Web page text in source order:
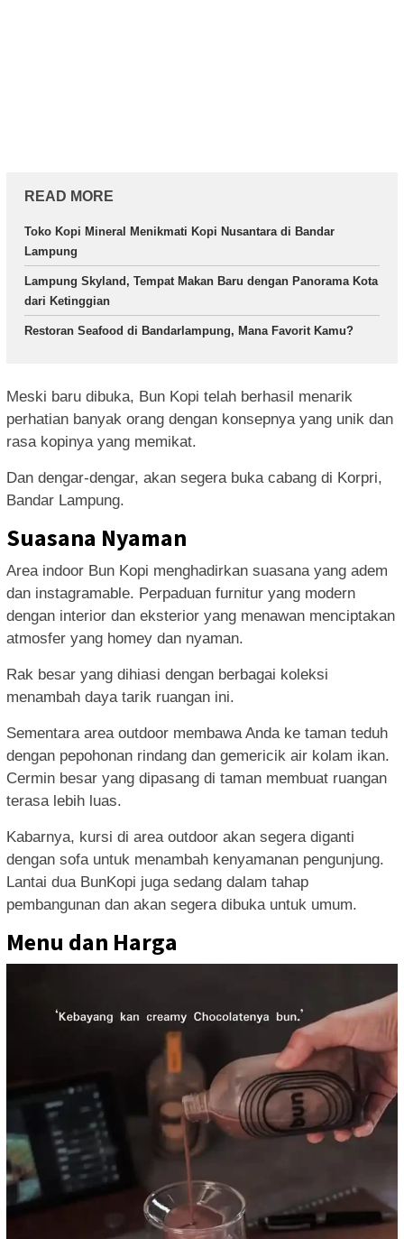
READ MORE
Toko Kopi Mineral Menikmati Kopi Nusantara di Bandar
Lampung
Lampung Skyland, Tempat Makan Baru dengan Panorama Kota
dari Ketinggian
Restoran Seafood di Bandarlampung, Mana Favorit Kamu?
Meski baru dibuka, Bun Kopi telah berhasil menarik
perhatian banyak orang dengan konsepnya yang unik dan
rasa kopinya yang memikat.
Dan dengar-dengar, akan segera buka cabang di Korpri,
Bandar Lampung.
Suasana Nyaman
Area indoor Bun Kopi menghadirkan suasana yang adem
dan instagramable. Perpaduan furnitur yang modern
dengan interior dan eksterior yang menawan menciptakan
atmosfer yang homey dan nyaman.
Rak besar yang dihiasi dengan berbagai koleksi
menambah daya tarik ruangan ini.
Sementara area outdoor membawa Anda ke taman teduh
dengan pepohonan rindang dan gemericik air kolam ikan.
Cermin besar yang dipasang di taman membuat ruangan
terasa lebih luas.
Kabarnya, kursi di area outdoor akan segera diganti
dengan sofa untuk menambah kenyamanan pengunjung.
Lantai dua BunKopi juga sedang dalam tahap
pembangunan dan akan segera dibuka untuk umum.
Menu dan Harga